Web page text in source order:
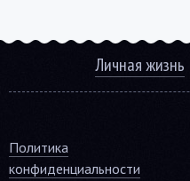
Личная жизнь
Политика
конфиденциальности